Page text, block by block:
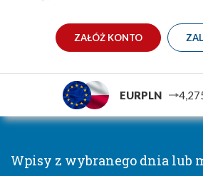
ZAŁÓŻ KONTO
EURPLN
Wpisy z wybranego dnia lub